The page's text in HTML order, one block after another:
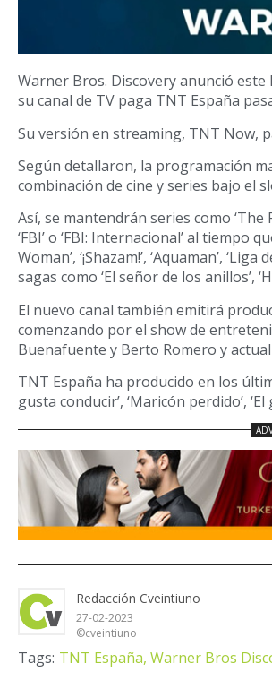
Warner Bros. Discovery anunció
su canal de TV paga TNT España
Su versión en streaming, TNT Now,
Según detallaron, la programación
combinación de cine y series bajo el
Así, se mantendrán series como ‘The
‘FBI’ o ‘FBI: Internacional’ al tiempo
Woman’, ‘¡Shazam!’, ‘Aquaman’,
sagas como ‘El señor de los anillos’,
El nuevo canal también emitirá
comenzando por el show de
Buenafuente y Berto Romero y
TNT España ha producido en los
gusta conducir’, ‘Maricón perdido’, ‘El
Redacción Cveintiuno
27-02-2023
©cveintiuno
Tags: TNT España, Warner Bros